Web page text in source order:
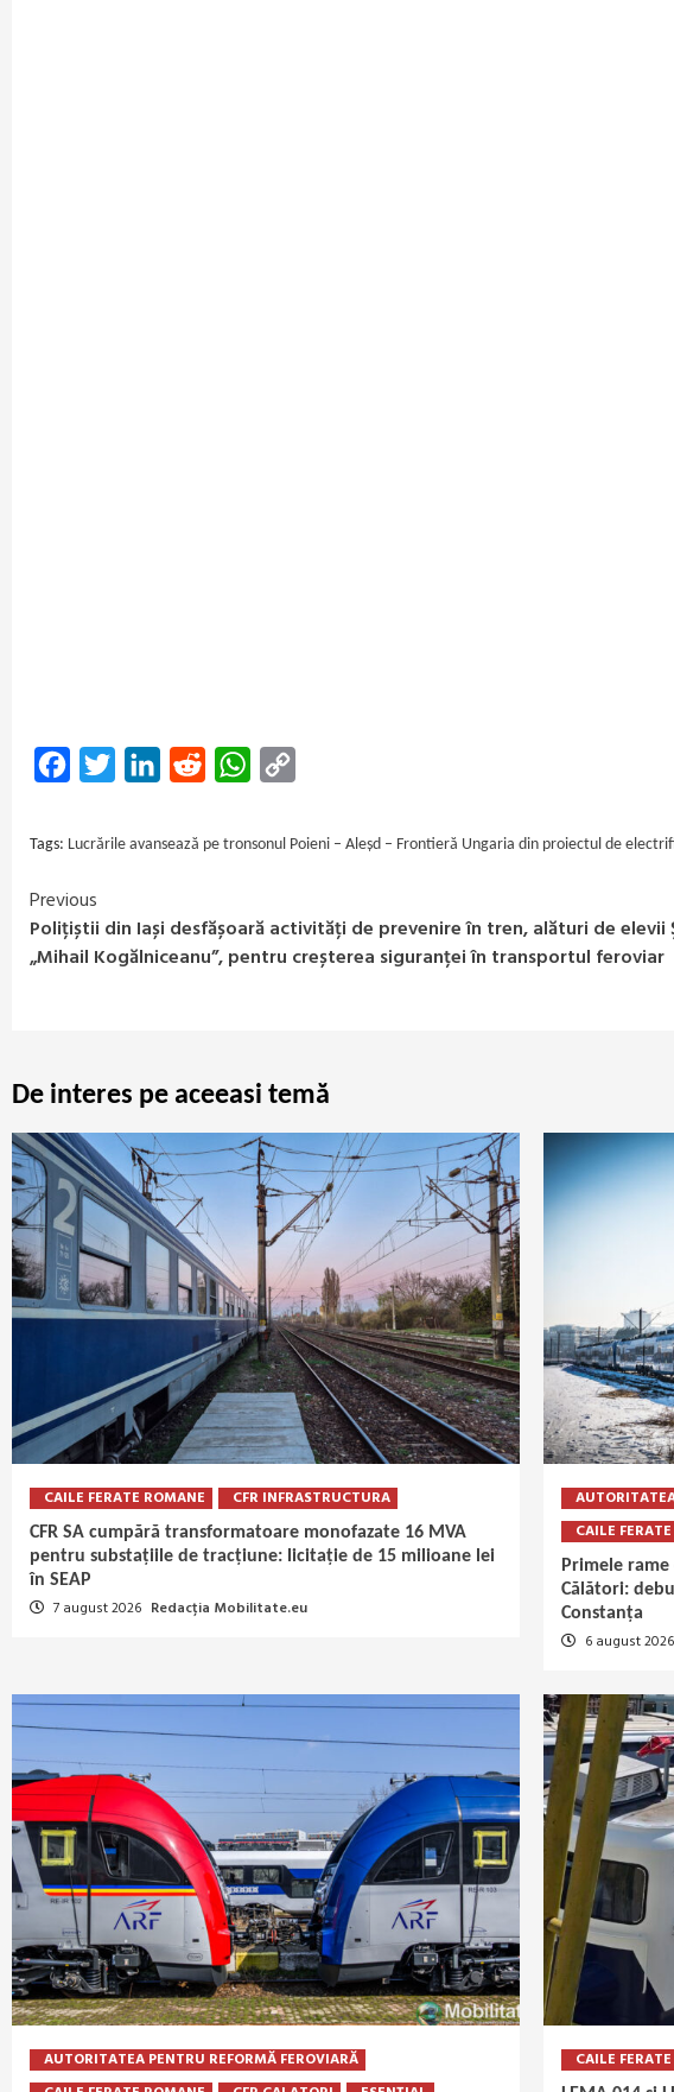
FacebookTwitter LinkedInReddit WhatsApp
Tags: Lucrările avansează pe tronsonul Poieni – Aleșd – Frontieră Ungaria din proiectul de
Continue
Reading
Previous
Polițiștii din Iași desfășoară activități de prevenire în tren, alături de elevii
„Mihail Kogălniceanu”, pentru creșterea siguranței în transportul feroviar
De interes pe aceeasi temă
CAILE FERATE ROMANE CFR INFRASTRUCTURA
CFR SA cumpără transformatoare monofazate 16 MVA
pentru substațiile de tracțiune: licitație de 15 milioane lei
în SEAP
7 august 2026 Redacția Mobilitate.eu
CAILE
Primele
Călători:
Constanța
6 august 2026
AUTORITATEA PENTRU REFORMĂ FEROVIARĂ
CAILE